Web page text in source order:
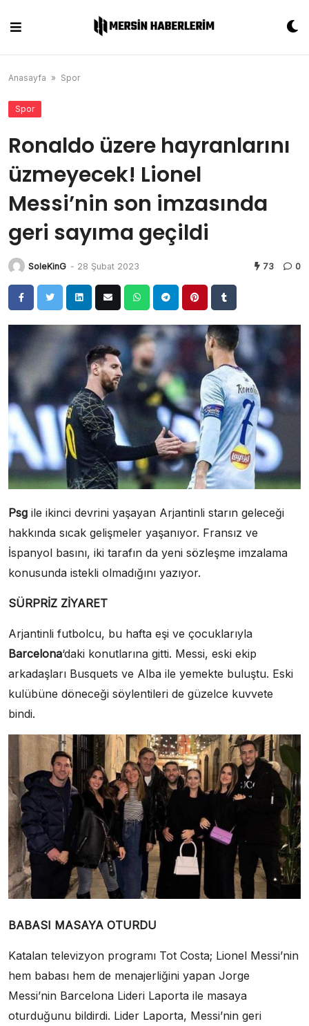
content
Anasayfa » Spor
Spor
Ronaldo üzere hayranlarını
üzmeyecek! Lionel
Messi’nin son imzasında
geri sayıma geçildi
SoleKinG - 28 Şubat 2023 73 0
Psg ile ikinci devrini yaşayan Arjantinli starın geleceği
hakkında sıcak gelişmeler yaşanıyor. Fransız ve
İspanyol basını, iki tarafın da yeni sözleşme imzalama
konusunda istekli olmadığını yazıyor.
SÜRPRİZ ZİYARET
Arjantinli futbolcu, bu hafta eşi ve çocuklarıyla
Barcelona‘daki konutlarına gitti. Messi, eski ekip
arkadaşları Busquets ve Alba ile yemekte buluştu. Eski
kulübüne döneceği söylentileri de güzelce kuvvete
bindi.
BABASI MASAYA OTURDU
Katalan televizyon programı Tot Costa; Lionel Messi’nin
hem babası hem de menajerliğini yapan Jorge
Messi’nin Barcelona Lideri Laporta ile masaya
oturduğunu bildirdi. Lider Laporta, Messi’nin geri